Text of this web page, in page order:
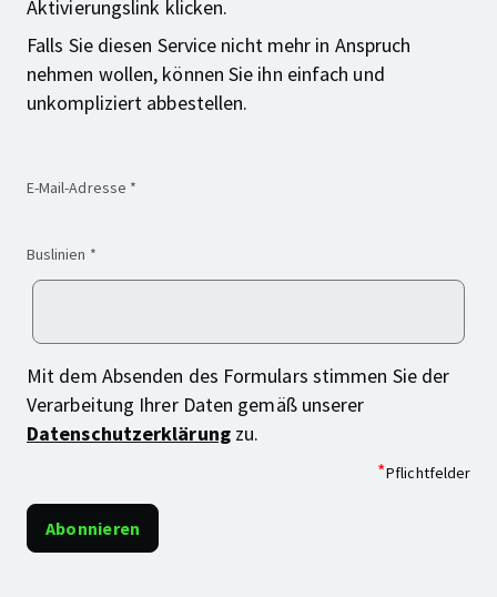
Aktivierungslink klicken.
Falls Sie diesen Service nicht mehr in Anspruch
nehmen wollen, können Sie ihn einfach und
unkompliziert abbestellen.
E-Mail-Adresse *(Pflichtfeld)
Buslinien *(Pflichtfeld)
Mit dem Absenden des Formulars stimmen Sie der
Verarbeitung Ihrer Daten gemäß unserer
Datenschutzerklärungzu.
*Pflichtfelder